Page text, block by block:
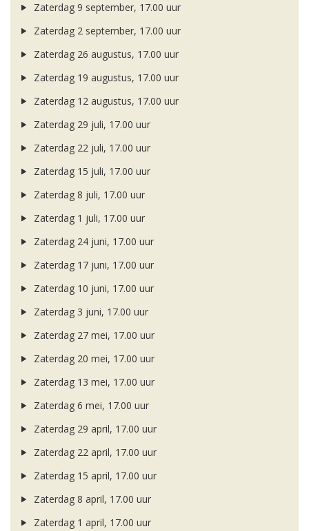
Zaterdag 9 september, 17.00 uur
Zaterdag 2 september, 17.00 uur
Zaterdag 26 augustus, 17.00 uur
Zaterdag 19 augustus, 17.00 uur
Zaterdag 12 augustus, 17.00 uur
Zaterdag 29 juli, 17.00 uur
Zaterdag 22 juli, 17.00 uur
Zaterdag 15 juli, 17.00 uur
Zaterdag 8 juli, 17.00 uur
Zaterdag 1 juli, 17.00 uur
Zaterdag 24 juni, 17.00 uur
Zaterdag 17 juni, 17.00 uur
Zaterdag 10 juni, 17.00 uur
Zaterdag 3 juni, 17.00 uur
Zaterdag 27 mei, 17.00 uur
Zaterdag 20 mei, 17.00 uur
Zaterdag 13 mei, 17.00 uur
Zaterdag 6 mei, 17.00 uur
Zaterdag 29 april, 17.00 uur
Zaterdag 22 april, 17.00 uur
Zaterdag 15 april, 17.00 uur
Zaterdag 8 april, 17.00 uur
Zaterdag 1 april, 17.00 uur